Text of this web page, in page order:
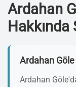
Ardahan
Ardahan
Ardahan